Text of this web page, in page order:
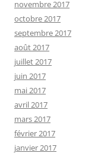
novembre 2017
octobre 2017
septembre 2017
août 2017
juillet 2017
juin 2017
mai 2017
avril 2017
mars 2017
février 2017
janvier 2017